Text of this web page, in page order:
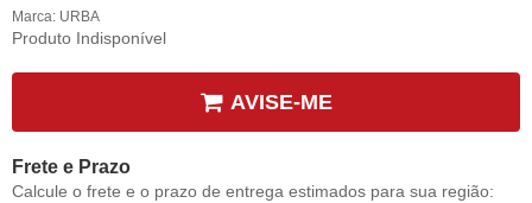
Marca: URBA
Produto Indisponível
AVISE-ME
Frete e Prazo
Calcule o frete e o prazo de entrega estimados para sua região: